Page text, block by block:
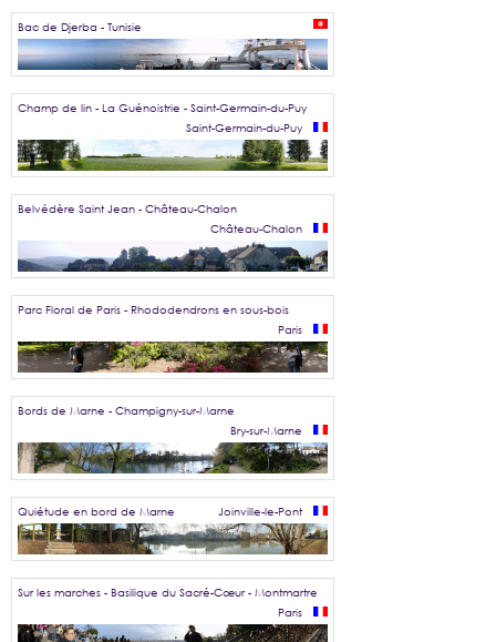
Bac de Djerba - Tunisie
Champ de lin - La Guénoistrie - Saint-Germain-du-Puy
Saint-Germain-du-Puy
Belvédère Saint Jean - Château-Chalon
Château-Chalon
Parc Floral de Paris - Rhododendrons en sous-bois
Paris
Bords de Marne - Champigny-sur-Marne
Bry-sur-Marne
Quiétude en bord de Marne Joinville-le-Pont
Sur les marches - Basilique du Sacré-Cœur - Montmartre
Paris